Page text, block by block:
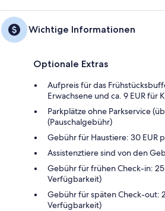
Wichtige Informationen
Optionale Extras
Aufpreis für das
Erwachsene und ca. 9 EUR für
Parkplätze ohne Parkservice
(Pauschalgebühr)
Gebühr für Haustiere: 30 EUR
Assistenztiere sind von den
Gebühr für frühen Check-in: 25
Verfügbarkeit)
Gebühr für späten Check-out:
Verfügbarkeit)